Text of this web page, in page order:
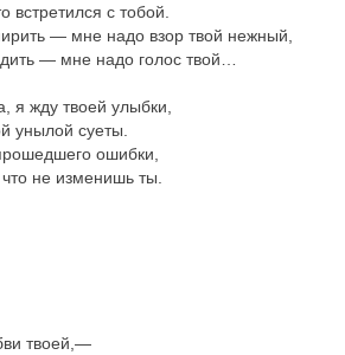
встретился с тобой.
— мне надо взор твой нежный,
— мне надо голос твой…
я жду твоей улыбки,
унылой суеты.
ошибки,
не изменишь ты.
твоей,—